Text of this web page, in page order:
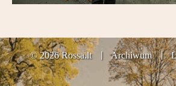
© 2026 Rossa.lt Archiwum